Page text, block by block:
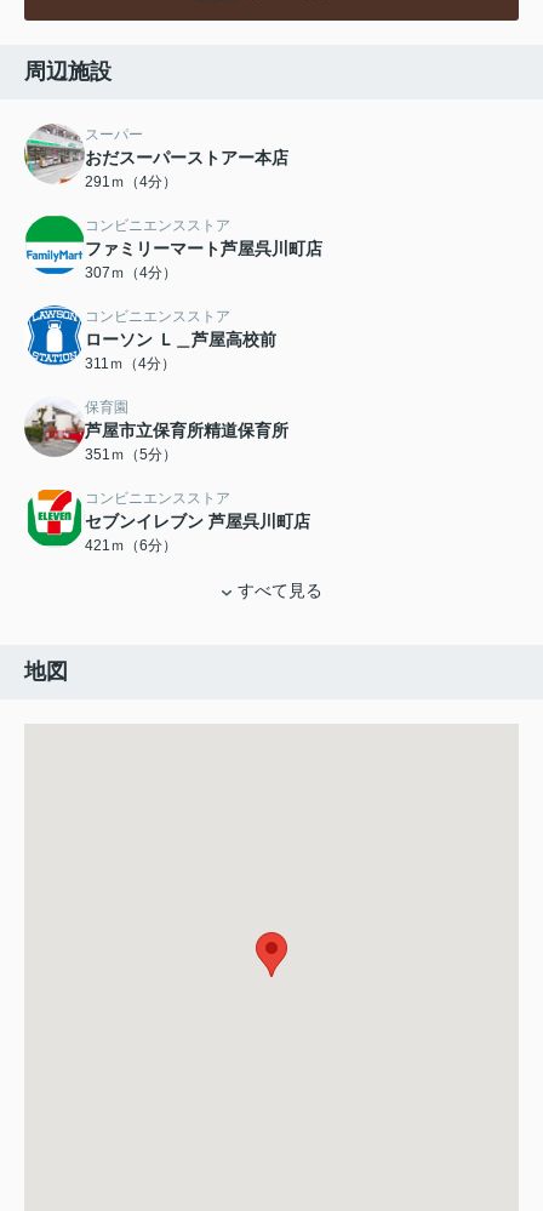
周辺施設
スーパー
おだスーパーストアー本店
291ｍ（4分）
コンビニエンスストア
ファミリーマート芦屋呉川町店
307ｍ（4分）
コンビニエンスストア
ローソン Ｌ＿芦屋高校前
311ｍ（4分）
保育園
芦屋市立保育所精道保育所
351ｍ（5分）
コンビニエンスストア
セブンイレブン 芦屋呉川町店
421ｍ（6分）
すべて見る
地図